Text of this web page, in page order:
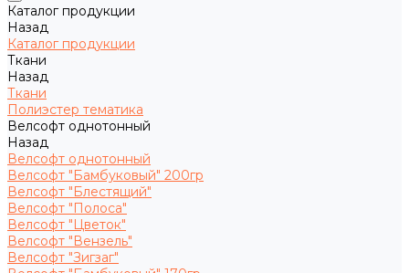
Каталог продукции
Назад
Каталог продукции
Ткани
Назад
Ткани
Полиэстер тематика
Велсофт однотонный
Назад
Велсофт однотонный
Велсофт "Бамбуковый" 200гр
Велсофт "Блестящий"
Велсофт "Полоса"
Велсофт "Цветок"
Велсофт "Вензель"
Велсофт "Зигзаг"